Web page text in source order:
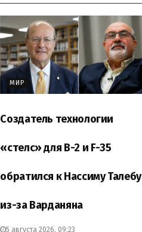
МИР
Создатель технологии
«стелс» для B-2 и F-35
обратился к Нассиму Талебу
из-за Варданяна
5 августа 2026, 09:23